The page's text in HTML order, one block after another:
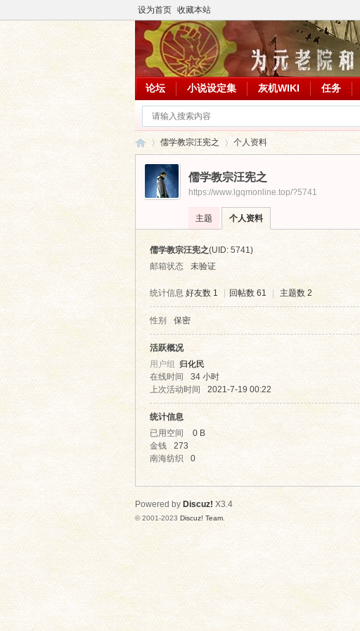
设为首页 收藏本站
论坛 小说设定集 灰机WIKI 任务
高
启
›
儒学教宗汪宪之 个人资料
儒学教宗汪宪之
https://www.lgqmonline.top/?5741
主题 个人资料
儒学教宗汪宪之(UID: 5741)
邮箱状态
未验证
统计信息 好友数 1 回帖数 61 主题数 2
性别 保密
活跃概况
用户组 归化民
在线时间
34 小时
上次活动时间
2021-7-19 00:22
统计信息
已用空间
0 B
金钱
273
南海纺织
0
Powered by Discuz! X3.4
© 2001-2023 Discuz! Team